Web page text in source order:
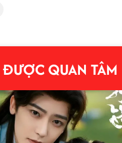
ĐƯỢC QUAN TÂM